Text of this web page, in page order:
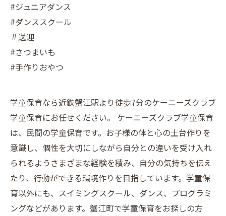
#ジュニアダンス
#ダンススクール
＃送迎
#さつまいも
#手作りおやつ
学童保育なら近鉄蟹江駅より徒歩7分のケーニーズクラブ
学童保育にお任せください。 ケーニーズクラブ学童保育
は、民間の学童保育です。お子様の体と心の土台作りを
意識し、個性を大切にしながら自分との違いを受け入れ
られるようさまざまな経験を積み、自分の気持ちを伝え
たり、行動ができる環境作りを目指しています。学童保
育以外にも、スイミングスクール、ダンス、プログラミ
ングなどがあります。蟹江町で学童保育をお探しの方